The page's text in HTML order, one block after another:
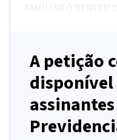
FAMILIAR O
A petição
disponível